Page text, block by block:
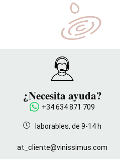
¿Necesita ayuda?
+34 634 871 709
laborables, de 9-14 h
at_cliente@vinissimus.com